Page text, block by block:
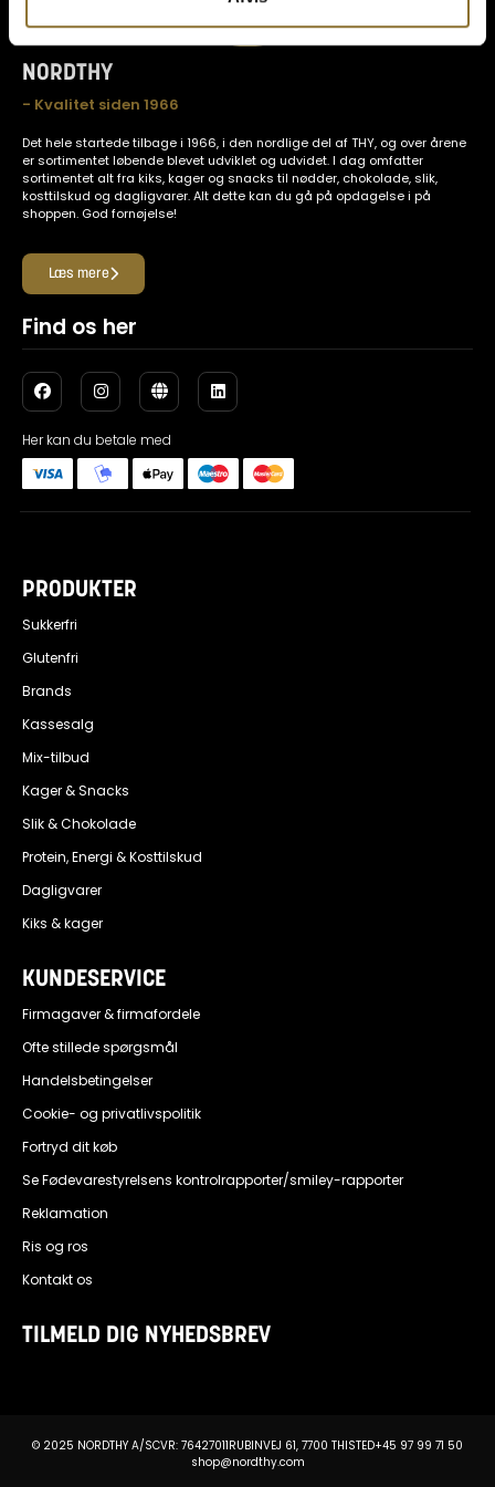
NORDTHY
- Kvalitet siden 1966
Det hele startede tilbage i 1966, i den nordlige del af THY, og over årene
er sortimentet løbende blevet udviklet og udvidet. I dag omfatter
sortimentet alt fra kiks, kager og snacks til nødder, chokolade, slik,
kosttilskud og dagligvarer. Alt dette kan du gå på opdagelse i på
shoppen. God fornøjelse!
Læs mere
Find os her
Her kan du betale med
PRODUKTER
Sukkerfri
Glutenfri
Brands
Kassesalg
Mix-tilbud
Kager & Snacks
Slik & Chokolade
Protein, Energi & Kosttilskud
Dagligvarer
Kiks & kager
KUNDESERVICE
Firmagaver & firmafordele
Ofte stillede spørgsmål
Handelsbetingelser
Cookie- og privatlivspolitik
Fortryd dit køb
Se Fødevarestyrelsens kontrolrapporter/smiley-rapporter
Reklamation
Ris og ros
Kontakt os
TILMELD DIG NYHEDSBREV
© 2025 NORDTHY A/SCVR: 76427011RUBINVEJ 61, 7700 THISTED+45 97 99 71 50
shop@nordthy.com